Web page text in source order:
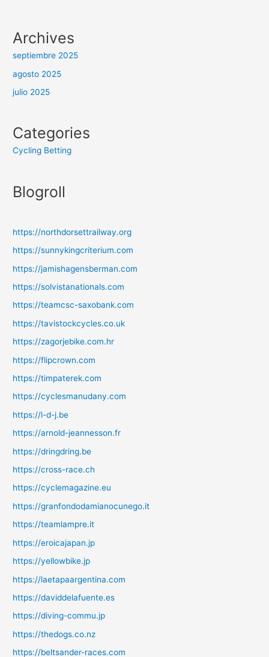
Archives
septiembre 2025
agosto 2025
julio 2025
Categories
Cycling Betting
Blogroll
https://northdorsettrailway.org
https://sunnykingcriterium.com
https://jamishagensberman.com
https://solvistanationals.com
https://teamcsc-saxobank.com
https://tavistockcycles.co.uk
https://zagorjebike.com.hr
https://flipcrown.com
https://timpaterek.com
https://cyclesmanudany.com
https://l-d-j.be
https://arnold-jeannesson.fr
https://dringdring.be
https://cross-race.ch
https://cyclemagazine.eu
https://granfondodamianocunego.it
https://teamlampre.it
https://eroicajapan.jp
https://yellowbike.jp
https://laetapaargentina.com
https://daviddelafuente.es
https://diving-commu.jp
https://thedogs.co.nz
https://beltsander-races.com